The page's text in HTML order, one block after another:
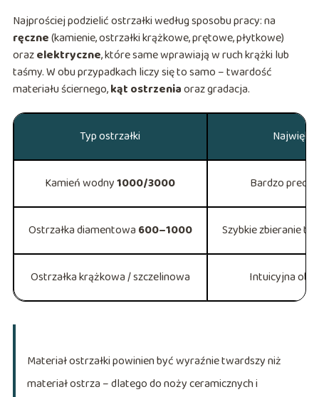
Najprościej podzielić ostrzałki według sposobu pracy: na
ręczne(kamienie, ostrzałki krążkowe, prętowe, płytkowe)
orazelektryczne, które same wprawiają w ruch krążki lub
taśmy. W obu przypadkach liczy się to samo – twardość
materiału ściernego,kąt ostrzeniaoraz gradacja.
Typ ostrzałki
Kamień wodny1000/3000 Bardzo
Ostrzałka diamentowa 600–1000 Szybkie zbieranie
Ostrzałka krążkowa / szczelinowa Intuicyjna
Materiał ostrzałki powinien być wyraźnie twardszy niż
materiał ostrza – dlatego do noży ceramicznych i